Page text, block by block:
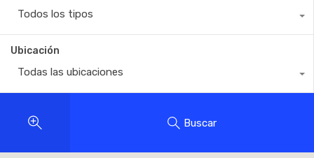
Todos los tipos
Ubicación
Todas las ubicaciones
Buscar